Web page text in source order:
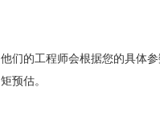
他们的工程师会根据您的具体
矩预估。